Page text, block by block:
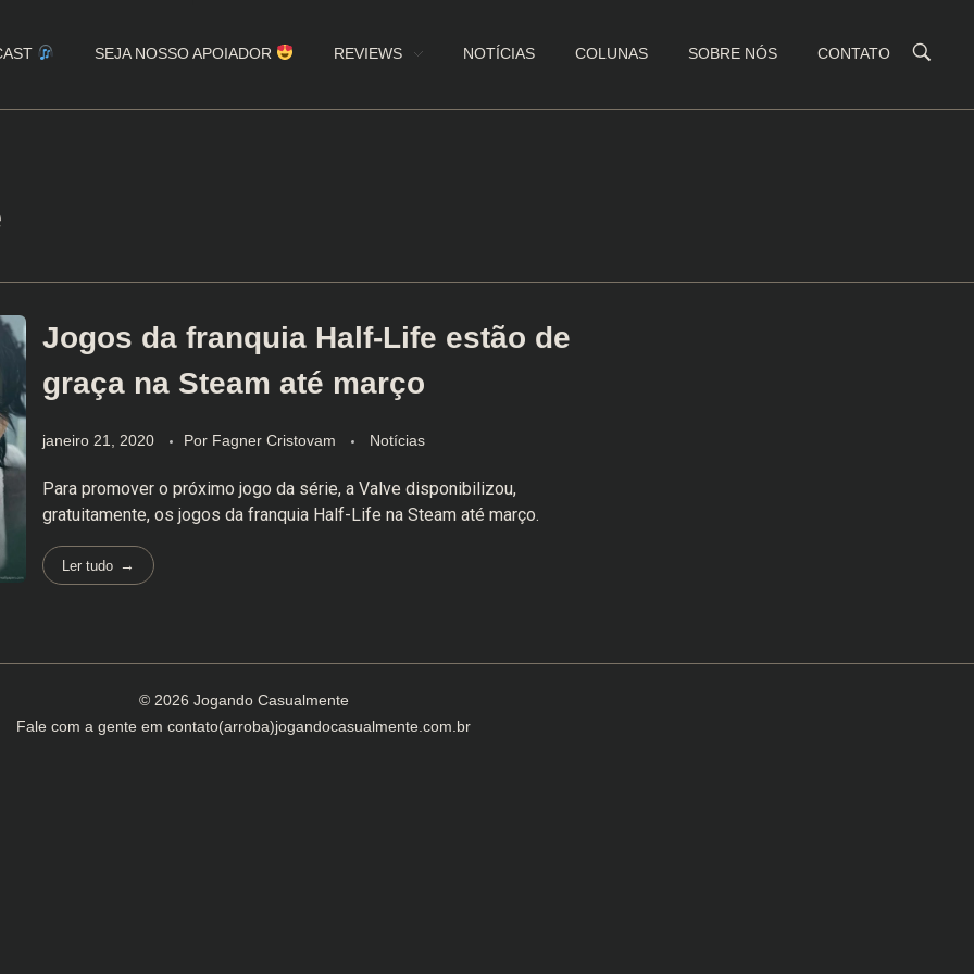
SEJA NOSSO APOIADOR REVIEWS NOTÍCIAS COLUNAS SOBRE NÓS CONTATO
Jogos da franquia Half-Life estão de
graça na Steam até março
janeiro 21, 2020 Por Fagner Cristovam Notícias
Para promover o próximo jogo da série, a Valve disponibilizou,
gratuitamente, os jogos da franquia Half-Life na Steam até março.
Ler tudo
© 2026 Jogando Casualmente
Fale com a gente em contato(arroba)jogandocasualmente.com.br